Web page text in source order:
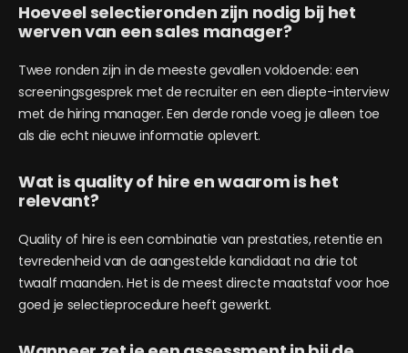
Hoeveel selectieronden zijn nodig bij het
werven van een sales manager?
Twee ronden zijn in de meeste gevallen voldoende: een
screeningsgesprek met de recruiter en een diepte-interview
met de hiring manager. Een derde ronde voeg je alleen toe
als die echt nieuwe informatie oplevert.
Wat is quality of hire en waarom is het
relevant?
Quality of hire is een combinatie van prestaties, retentie en
tevredenheid van de aangestelde kandidaat na drie tot
twaalf maanden. Het is de meest directe maatstaf voor hoe
goed je selectieprocedure heeft gewerkt.